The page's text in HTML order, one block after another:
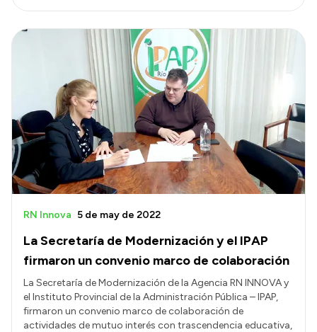
La Secretaría de Modernización y el IPAP
firmaron un convenio marco de colaboración
RN Innova 5 de may de 2022
La Secretaría de Modernización de la Agencia RN INNOVA y
el Instituto Provincial de la Administración Pública – IPAP,
firmaron un convenio marco de colaboración de
actividades de mutuo interés con trascendencia educativa,